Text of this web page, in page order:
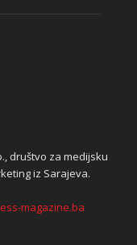
društvo za medijsku
iz Sarajeva.
magazine.ba